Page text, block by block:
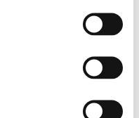
Unternehmensprofil